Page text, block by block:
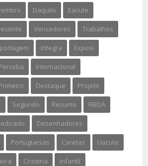
Daquilo Eacute
Vencedores Trabalhos
Integra Exposi
Internacional
Destaque Projeto
Segundo Resumo FIBDA
Desenhadores
Portuguesas Caretas Uacute
Crisitina Infantil